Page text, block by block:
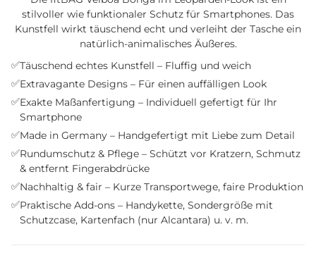
stilvoller wie funktionaler Schutz für Smartphones. Das
Kunstfell wirkt täuschend echt und verleiht der Tasche ein
natürlich-animalisches Äußeres.
✅Täuschend echtes Kunstfell – Fluffig und weich
✅Extravagante Designs – Für einen auffälligen Look
✅Exakte Maßanfertigung – Individuell gefertigt für Ihr
Smartphone
✅Made in Germany – Handgefertigt mit Liebe zum Detail
✅Rundumschutz & Pflege – Schützt vor Kratzern, Schmutz
& entfernt Fingerabdrücke
✅Nachhaltig & fair – Kurze Transportwege, faire Produktion
✅Praktische Add-ons – Handykette, Sondergröße mit
Schutzcase, Kartenfach (nur Alcantara) u. v. m.